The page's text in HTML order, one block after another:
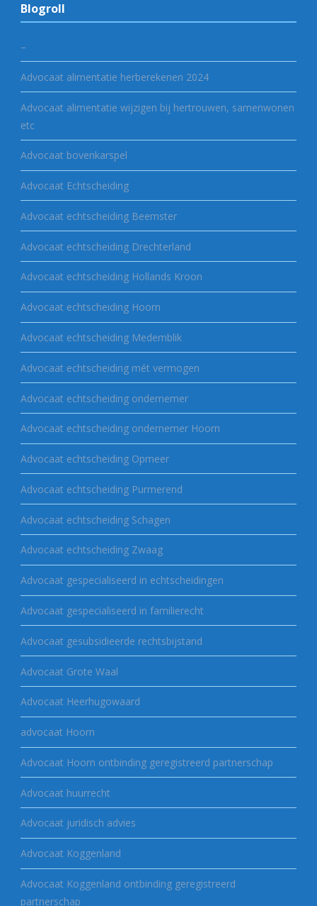
Blogroll
–
Advocaat alimentatie herberekenen 2024
Advocaat alimentatie wijzigen bij hertrouwen, samenwonen
etc
Advocaat bovenkarspel
Advocaat Echtscheiding
Advocaat echtscheiding Beemster
Advocaat echtscheiding Drechterland
Advocaat echtscheiding Hollands Kroon
Advocaat echtscheiding Hoorn
Advocaat echtscheiding Medemblik
Advocaat echtscheiding mét vermogen
Advocaat echtscheiding ondernemer
Advocaat echtscheiding ondernemer Hoorn
Advocaat echtscheiding Opmeer
Advocaat echtscheiding Purmerend
Advocaat echtscheiding Schagen
Advocaat echtscheiding Zwaag
Advocaat gespecialiseerd in echtscheidingen
Advocaat gespecialiseerd in familierecht
Advocaat gesubsidieerde rechtsbijstand
Advocaat Grote Waal
Advocaat Heerhugowaard
advocaat Hoorn
Advocaat Hoorn ontbinding geregistreerd partnerschap
Advocaat huurrecht
Advocaat juridisch advies
Advocaat Koggenland
Advocaat Koggenland ontbinding geregistreerd
partnerschap